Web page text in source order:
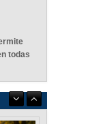
todas